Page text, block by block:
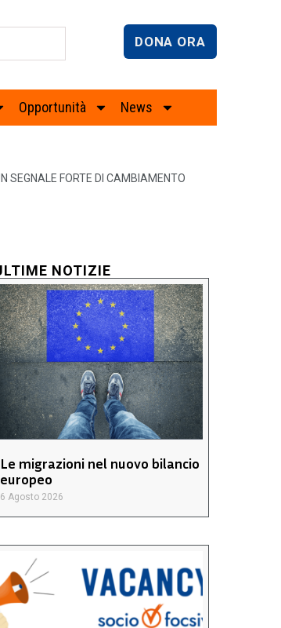
DONA ORA
Opportunità News
SEGNALE FORTE DI CAMBIAMENTO
NOTIZIE
Le migrazioni nel nuovo bilancio
europeo
6 Agosto 2026